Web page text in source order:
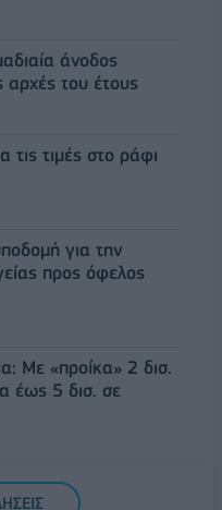
άνοδος
του έτους
τις τιμές στο ράφι
για την
προς όφελος
Με «προίκα» 2 δισ.
έως 5 δισ. σε
βρίσκεται η